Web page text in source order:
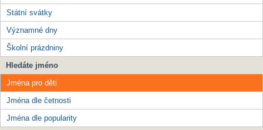
Státní svátky
Významné dny
Školní prázdniny
Hledáte jméno
Jména pro děti
Jména dle četnosti
Jména dle popularity